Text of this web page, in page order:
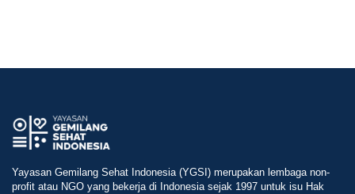
Yayasan Gemilang Sehat Indonesia (YGSI) merupakan lembaga non-
profit atau NGO yang bekerja di Indonesia sejak 1997 untuk isu Hak